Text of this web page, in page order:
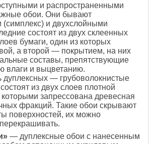
и распространенными
обои. Они бывают
и двухслойными
состоят из двух склеенных
бумаги, один из которых
а второй — покрытием, на них
составы, препятствующие
влаги и выцветанию.
дуплексных — грубоволокнистые
из двух слоев плотной
запрессована древесная
фракций. Такие обои скрывают
поверхностей, их можно
— дуплексные обои с нанесенным